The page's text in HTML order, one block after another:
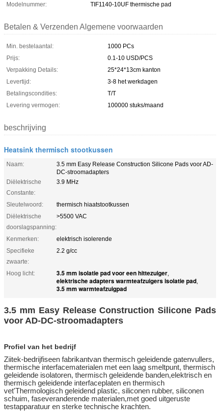
Modelnummer:
TIF1140-10UF thermische pad
Betalen & Verzenden Algemene voorwaarden
Min. bestelaantal:
1000 PCs
Prijs:
0.1-10 USD/PCS
Verpakking Details:
25*24*13cm kanton
Levertijd:
3-8 het werkdagen
Betalingscondities:
T/T
Levering vermogen:
100000 stuks/maand
beschrijving
Heatsink thermisch stootkussen
Naam:
3.5 mm Easy Release Construction Silicone Pads voor AD-
DC-stroomadapters
Diëlektrische
Constante:
3.9 MHz
Sleutelwoord:
thermisch hiaatstootkussen
Diëlektrische
doorslagspanning:
>5500 VAC
Kenmerken:
elektrisch isolerende
Specifieke
zwaarte:
2.2 g/cc
Hoog licht: 3.5 mm isolatie pad voor een hittezuiger,
elektrische adapters warmteafzuigers isolatie pad,
3.5 mm warmteafzuigpad
3.5 mm Easy Release Construction Silicone Pads
voor AD-DC-stroomadapters
Profiel van het bedrijf
Ziitek-bedrijfiseen fabrikantvan thermisch geleidende gatenvullers,
thermische interfacematerialen met een laag smeltpunt, thermisch
geleidende isolatoren, thermisch geleidende banden,elektrisch en
thermisch geleidende interfaceplaten en thermisch
vet'Thermologisch geleidend plastic, siliconen rubber, siliconen
schuim, faseveranderende materialen,met goed uitgeruste
testapparatuur en sterke technische krachten.